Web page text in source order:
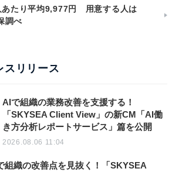
あたり平均9,977円 用意する人は
調べ
スリリース
AIで組織の業務改善を支援する！
「SKYSEA Client View」の新CM「AI働
き方分析レポートサービス」篇を公開
2026.08.06 11:04
組織の改善点を見抜く！「SKYSEA